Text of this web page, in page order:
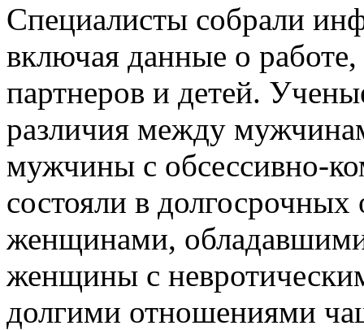
Специалисты собрали
включая данные о
партнеров и детей.
различия между
мужчины с обсессивно-
состояли в
женщинами,
женщины с
долгими отношениями